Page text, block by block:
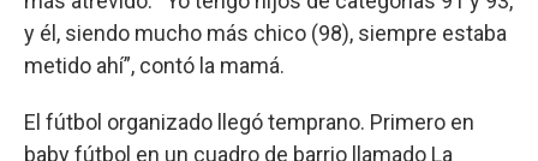
y él, siendo mucho más chico (98), siempre estaba
metido ahí”, contó la mamá.
El fútbol organizado llegó temprano. Primero en
baby fútbol en un cuadro de barrio llamado La